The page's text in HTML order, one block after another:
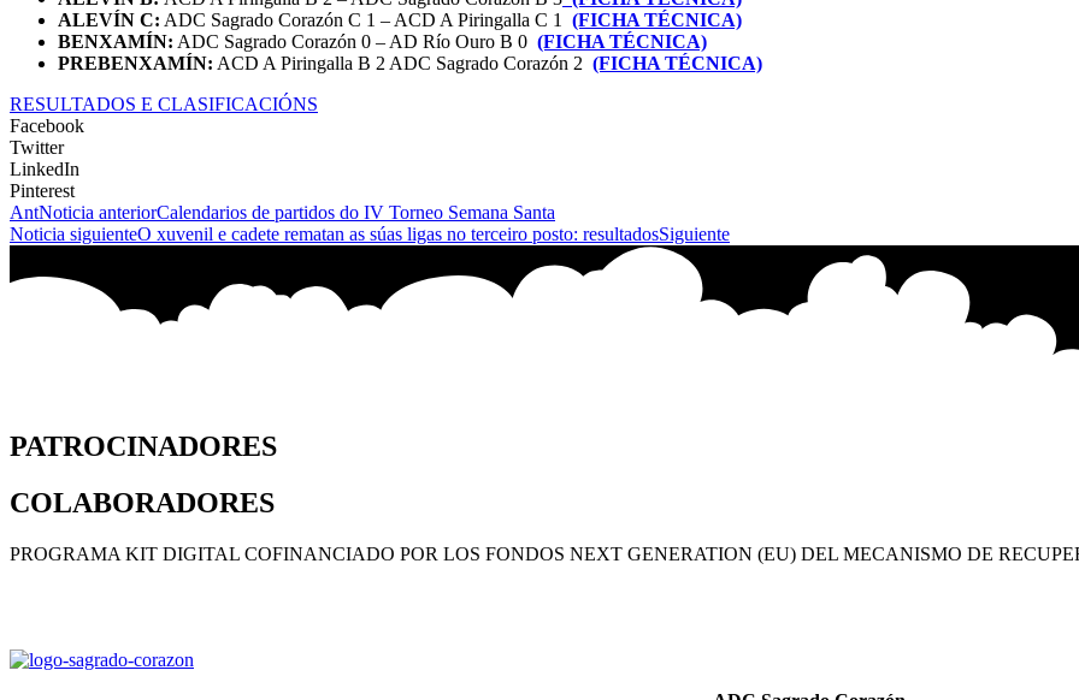
ALEVÍN C: ADC Sagrado Corazón C 1 – ACD A Piringalla C 1 (FICHA TÉCNICA)
BENXAMÍN: ADC Sagrado Corazón 0 – AD Río Ouro B 0 (FICHA TÉCNICA)
PREBENXAMÍN: ACD A Piringalla B 2 ADC Sagrado Corazón 2 (FICHA TÉCNICA)
RESULTADOS E CLASIFICACIÓNS
Facebook
Twitter
LinkedIn
Pinterest
AntNoticia anteriorCalendarios de partidos do IV Torneo Semana Santa
Noticia siguienteO xuvenil e cadete rematan as súas ligas no terceiro posto: resultadosSiguiente
PATROCINADORES
COLABORADORES
PROGRAMA KIT DIGITAL COFINANCIADO POR LOS FONDOS NEXT GENERATION (EU) DEL MECANISMO DE